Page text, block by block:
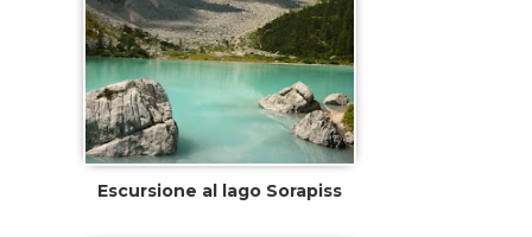
Escursione al lago Sorapiss